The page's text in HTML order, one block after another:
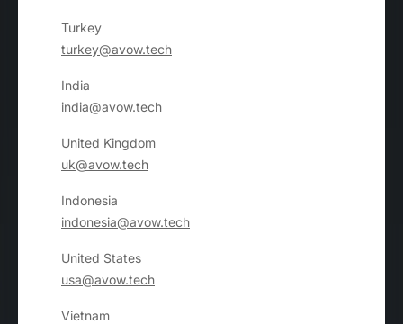
Turkey
turkey@avow.tech
India
india@avow.tech
United Kingdom
uk@avow.tech
Indonesia
indonesia@avow.tech
United States
usa@avow.tech
Vietnam